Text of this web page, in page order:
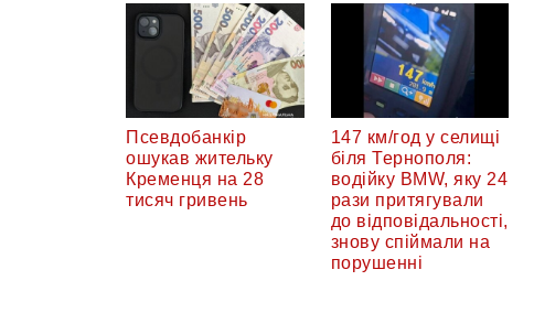
Псевдобанкір
ошукав жительку
Кременця на 28
тисяч гривень
147 км/год у селищі
біля Тернополя:
водійку BMW, яку 24
рази притягували
до відповідальності,
знову спіймали на
порушенні